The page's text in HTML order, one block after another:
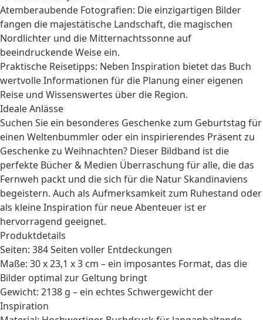
Atemberaubende Fotografien: Die einzigartigen Bilder
fangen die majestätische Landschaft, die magischen
Nordlichter und die Mitternachtssonne auf
beeindruckende Weise ein.
Praktische Reisetipps: Neben Inspiration bietet das Buch
wertvolle Informationen für die Planung einer eigenen
Reise und Wissenswertes über die Region.
Ideale Anlässe
Suchen Sie ein besonderes Geschenke zum Geburtstag für
einen Weltenbummler oder ein inspirierendes Präsent zu
Geschenke zu Weihnachten? Dieser Bildband ist die
perfekte Bücher & Medien Überraschung für alle, die das
Fernweh packt und die sich für die Natur Skandinaviens
begeistern. Auch als Aufmerksamkeit zum Ruhestand oder
als kleine Inspiration für neue Abenteuer ist er
hervorragend geeignet.
Produktdetails
Seiten: 384 Seiten voller Entdeckungen
Maße: 30 x 23,1 x 3 cm – ein imposantes Format, das die
Bilder optimal zur Geltung bringt
Gewicht: 2138 g – ein echtes Schwergewicht der
Inspiration